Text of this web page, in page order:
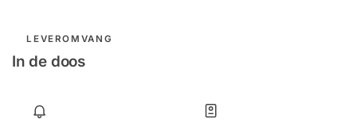
LEVEROMVANG
In de doos